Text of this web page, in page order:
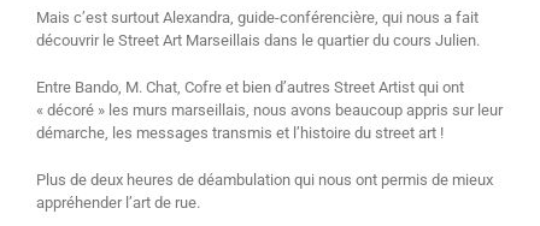
Mais c’est surtout Alexandra, guide-conférencière, qui nous a fait
découvrir le Street Art Marseillais dans le quartier du cours Julien.
Entre Bando, M. Chat, Cofre et bien d’autres Street Artist qui ont
« décoré » les murs marseillais, nous avons beaucoup appris sur leur
démarche, les messages transmis et l’histoire du street art !
Plus de deux heures de déambulation qui nous ont permis de mieux
appréhender l’art de rue.